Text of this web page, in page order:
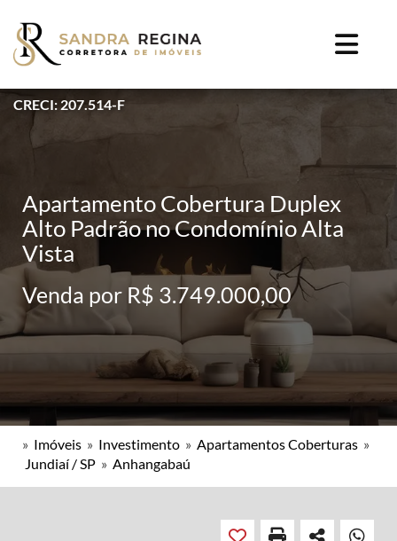
CRECI: 207.514-F
Apartamento Cobertura Duplex
Alto Padrão no Condomínio Alta
Vista
Venda por R$ 3.749.000,00
» Imóveis » Investimento » Apartamentos Coberturas »
Jundiaí / SP » Anhangabaú